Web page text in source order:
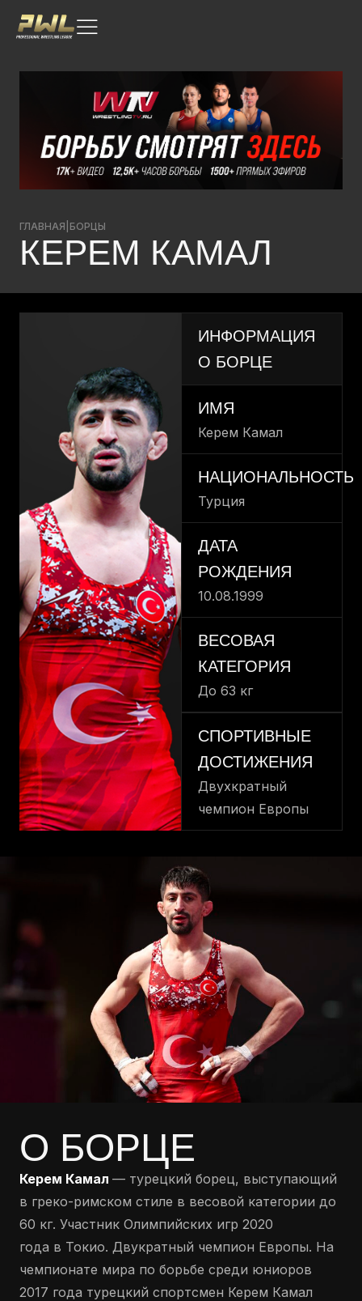
ГЛАВНАЯ БОРЦЫ
КЕРЕМ КАМАЛ
ИНФОРМАЦИЯ
О БОРЦЕ
ИМЯ
Керем Камал
НАЦИОНАЛЬНОСТЬ
Турция
ДАТА
РОЖДЕНИЯ
10.08.1999
ВЕСОВАЯ
КАТЕГОРИЯ
До 63 кг
СПОРТИВНЫЕ
ДОСТИЖЕНИЯ
Двухкратный
чемпион Европы
О БОРЦЕ
Керем Камал — турецкий борец, выступающий
в греко-римском стиле в весовой категории до
60 кг. Участник Олимпийских игр 2020
года в Токио. Двукратный чемпион Европы. На
чемпионате мира по борьбе среди юниоров
2017 года турецкий спортсмен Керем Камал